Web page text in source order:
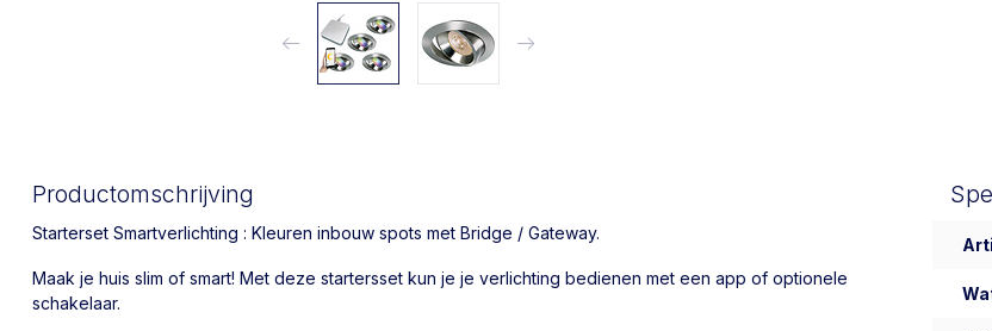
Productomschrijving
Starterset Smartverlichting : Kleuren inbouw spots met Bridge / Gateway.
Maak je huis slim of smart! Met deze startersset kun je je verlichting bedienen met een app of optionele
schakelaar.